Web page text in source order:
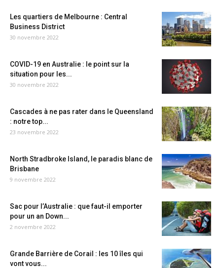
Les quartiers de Melbourne : Central
Business District
30 novembre 2022
COVID-19 en Australie : le point sur la
situation pour les...
30 novembre 2022
Cascades à ne pas rater dans le Queensland
: notre top...
23 novembre 2022
North Stradbroke Island, le paradis blanc de
Brisbane
9 novembre 2022
Sac pour l’Australie : que faut-il emporter
pour un an Down...
2 novembre 2022
Grande Barrière de Corail : les 10 îles qui
vont vous...